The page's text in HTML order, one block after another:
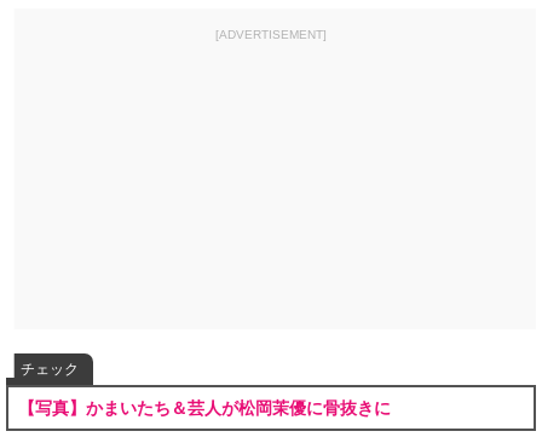
[ADVERTISEMENT]
チェック
【写真】かまいたち＆芸人が松岡茉優に骨抜きに